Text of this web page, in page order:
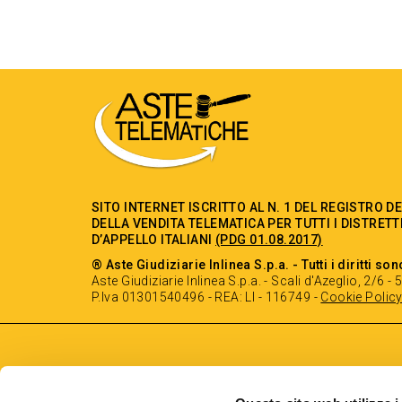
SITO INTERNET ISCRITTO AL N. 1 DEL REGISTRO
DELLA VENDITA TELEMATICA PER TUTTI I
D’APPELLO ITALIANI (PDG 01.08.2017)
® Aste Giudiziarie Inlinea S.p.a. - Tutti i diritti
Aste Giudiziarie Inlinea S.p.a. - Scali d'Azeglio, 2/6 -
P.Iva 01301540496 - REA: LI - 116749 - Cookie Policy